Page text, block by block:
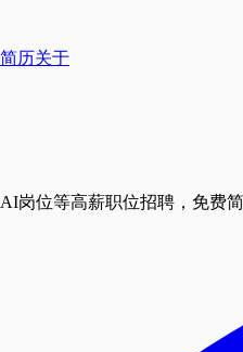
简历关于
岗位等高薪职位招聘，免费